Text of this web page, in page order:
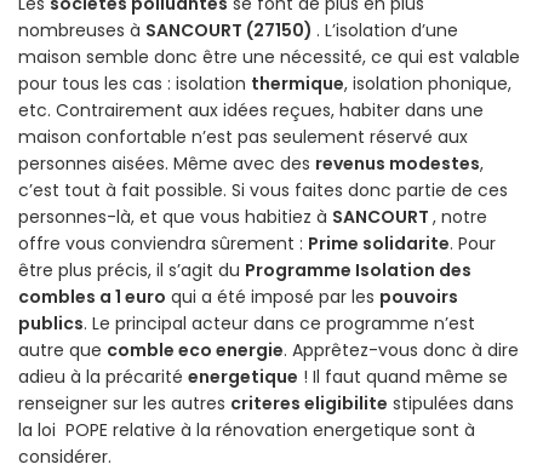
nombreuses à SANCOURT (27150) . L’isolation d’une
maison semble donc être une nécessité, ce qui est valable
pour tous les cas : isolation thermique, isolation phonique,
etc. Contrairement aux idées reçues, habiter dans une
maison confortable n’est pas seulement réservé aux
personnes aisées. Même avec des revenus modestes,
c’est tout à fait possible. Si vous faites donc partie de ces
personnes-là, et que vous habitiez à SANCOURT , notre
offre vous conviendra sûrement : Prime solidarite. Pour
être plus précis, il s’agit du Programme Isolation des
combles a 1 euro qui a été imposé par les pouvoirs
publics. Le principal acteur dans ce programme n’est
autre que comble eco energie. Apprêtez-vous donc à dire
adieu à la précarité energetique ! Il faut quand même se
renseigner sur les autres criteres eligibilite stipulées dans
la loi POPE relative à la rénovation energetique sont à
considérer.